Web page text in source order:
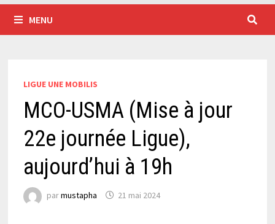
MENU
LIGUE UNE MOBILIS
MCO-USMA (Mise à jour
22e journée Ligue),
aujourd’hui à 19h
parmustapha 21 mai 2024